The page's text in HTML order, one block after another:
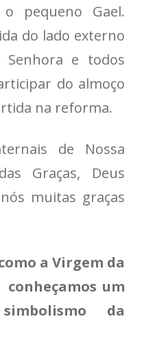
pequeno Gael.
do lado externo
e todos
do almoço
na reforma.
de Nossa
Graças, Deus
muitas graças
a Virgem da
um
da